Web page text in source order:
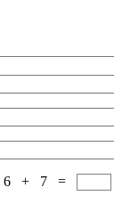
6 + 7 =